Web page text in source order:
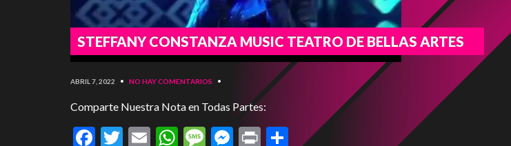
STEFFANY CONSTANZA MUSIC TEATRO DE BELLAS ARTES
ABRIL 7, 2022 • NO HAY COMENTARIOS •
Comparte Nuestra Nota en Todas Partes:
Facebook
Twitter
EmailWhatsApp
Message
Messenger
PrintCompartir